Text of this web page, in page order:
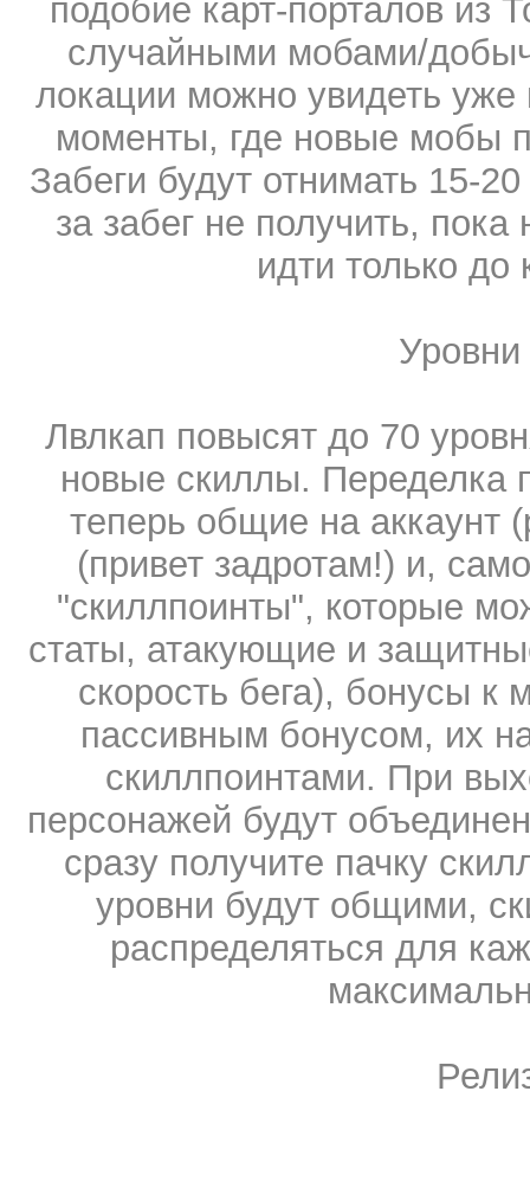
подобие карт-порталов из
случайными мобами/
локации можно увидеть уже
моменты, где новые мобы
Забеги будут отнимать 15-
за забег не получить,
идти только до
Лвлкап повысят до 70
новые скиллы. Переделка
теперь общие на аккаунт
(привет задротам!) и,
"скиллпоинты", которые
статы, атакующие и
скорость бега), бонусы
пассивным бонусом, их
скиллпоинтами. При
персонажей будут
сразу получите пачку
уровни будут общими,
распределяться для